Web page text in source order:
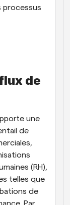
processus
de
une
de
(RH),
telles que
de